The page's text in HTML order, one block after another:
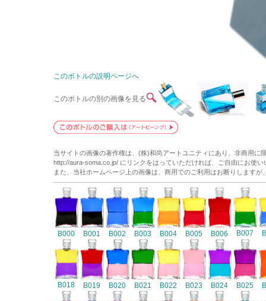
このボトルの説明ページへ
このボトルの別の画像を見る
当サイトの画像の著作権は、(株)和尚アートユニティにあり、非商用
http://aura-soma.co.jp/ にリンクをはっていただければ、ご自由にお使い
また、当社ホームページ上の画像は、商用でのご利用はお断りします
B000 B001 B002 B003 B004 B005 B006 B007
B018 B019 B020 B021 B022 B023 B024 B025